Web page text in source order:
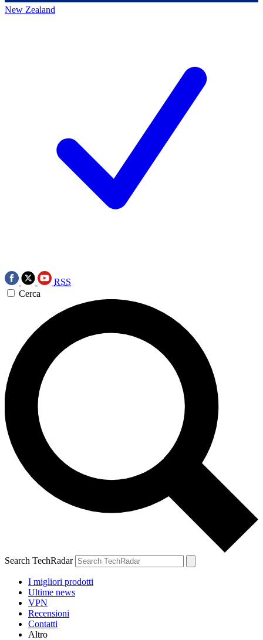
New Zealand
RSS
Cerca
Search TechRadar
I migliori prodotti
Ultime news
VPN
Recensioni
Contatti
Altro